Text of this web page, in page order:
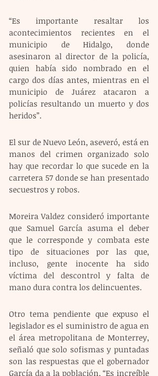
“Es importante resaltar los
acontecimientos recientes en el
municipio de Hidalgo, donde
asesinaron al director de la policía,
quien había sido nombrado en el
cargo dos días antes, mientras en el
municipio de Juárez atacaron a
policías resultando un muerto y dos
heridos”.
El sur de Nuevo León, aseveró, está en
manos del crimen organizado solo
hay que recordar lo que sucede en la
carretera 57 donde se han presentado
secuestros y robos.
Moreira Valdez consideró importante
que Samuel García asuma el deber
que le corresponde y combata este
tipo de situaciones por las que,
incluso, gente inocente ha sido
víctima del descontrol y falta de
mano dura contra los delincuentes.
Otro tema pendiente que expuso el
legislador es el suministro de agua en
el área metropolitana de Monterrey,
señaló que solo sofismas y puntadas
son las respuestas que el gobernador
García da a la población. “Es increíble